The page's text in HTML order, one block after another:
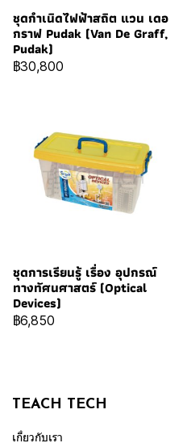
ชุดกำเนิดไฟฟ้าสถิต แวน เดอ
กราฟ Pudak (Van De Graff,
Pudak)
฿30,800
ชุดการเรียนรู้ เรื่อง อุปกรณ์
ทางทัศนศาสตร์ (Optical
Devices)
฿6,850
TEACH TECH
เกี่ยวกับเรา